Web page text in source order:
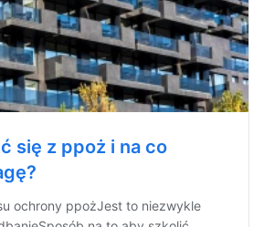
się z ppoż i na co
ochrony ppożJest to niezwykle